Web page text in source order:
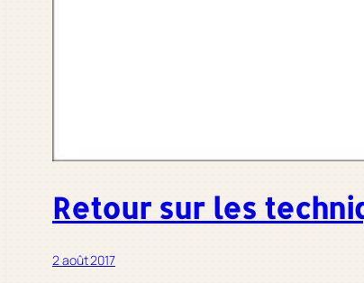
Retour sur les
2 août 2017